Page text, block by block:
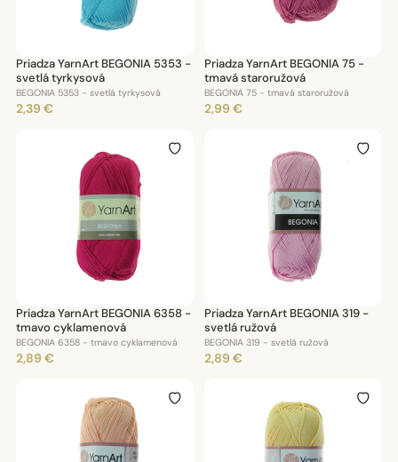
Priadza YarnArt BEGONIA 5353 -
svetlá tyrkysová
BEGONIA 5353 - svetlá tyrkysová
2,39 €
Priadza YarnArt BEGONIA 75 -
tmavá staroružová
BEGONIA 75 - tmavá staroružová
2,99 €
Priadza YarnArt BEGONIA 6358 -
tmavo cyklamenová
BEGONIA 6358 - tmavo cyklamenová
2,89 €
Priadza YarnArt BEGONIA 319 -
svetlá ružová
BEGONIA 319 - svetlá ružová
2,89 €